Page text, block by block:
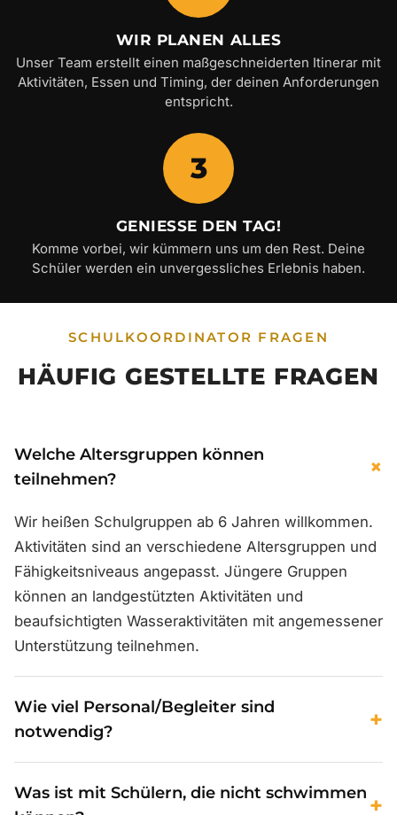
WIR PLANEN ALLES
Unser Team erstellt einen maßgeschneiderten Itinerar mit
Aktivitäten, Essen und Timing, der deinen Anforderungen
entspricht.
3
GENIESSE DEN TAG!
Komme vorbei, wir kümmern uns um den Rest. Deine
Schüler werden ein unvergessliches Erlebnis haben.
SCHULKOORDINATOR FRAGEN
HÄUFIG GESTELLTE FRAGEN
Welche Altersgruppen können
teilnehmen?
+
Wir heißen Schulgruppen ab 6 Jahren willkommen.
Aktivitäten sind an verschiedene Altersgruppen und
Fähigkeitsniveaus angepasst. Jüngere Gruppen
können an landgestützten Aktivitäten und
beaufsichtigten Wasseraktivitäten mit angemessener
Unterstützung teilnehmen.
Wie viel Personal/Begleiter sind
notwendig?
+
Schüler. Unsere Trainer beaufsichtigen alle
Was ist mit Schülern, die nicht schwimmen +